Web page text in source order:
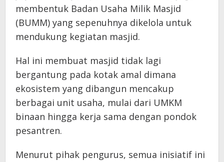
membentuk Badan Usaha Milik Masjid
(BUMM) yang sepenuhnya dikelola untuk
mendukung kegiatan masjid.
Hal ini membuat masjid tidak lagi
bergantung pada kotak amal dimana
ekosistem yang dibangun mencakup
berbagai unit usaha, mulai dari UMKM
binaan hingga kerja sama dengan pondok
pesantren.
Menurut pihak pengurus, semua inisiatif ini